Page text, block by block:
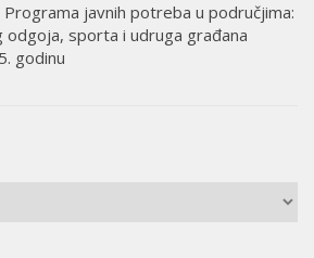
javnih potreba u područjima:
odgoja, sporta i udruga građana
godinu